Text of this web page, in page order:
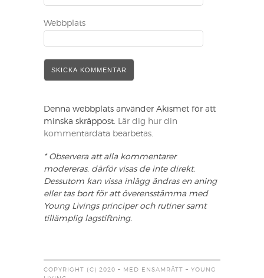
Webbplats
Denna webbplats använder Akismet för att
minska skräppost.
Lär dig hur din
kommentardata bearbetas
* Observera att alla kommentarer
modereras, därför visas de inte direkt.
Dessutom kan vissa inlägg ändras en aning
eller tas bort för att överensstämma med
Young Livings principer och rutiner samt
tillämplig lagstiftning.
COPYRIGHT (C) 2020 – MED ENSAMRÄTT – YOUNG